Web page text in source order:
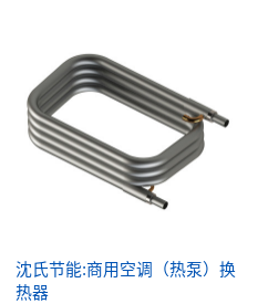
沈氏节能:商用空调（热泵）换
热器